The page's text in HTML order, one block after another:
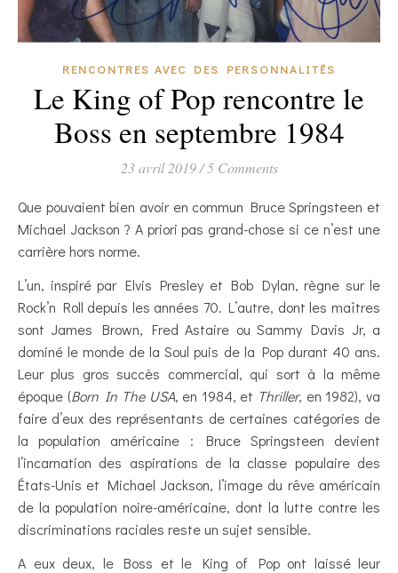
RENCONTRES AVEC DES PERSONNALITÉS
Le King of Pop rencontre le
Boss en septembre 1984
23 avril 2019 / 5 Comments
Que pouvaient bien avoir en commun Bruce Springsteen et
Michael Jackson ? A priori pas grand-chose si ce n’est une
carrière hors norme.
L’un, inspiré par Elvis Presley et Bob Dylan, règne sur le
Rock’n Roll depuis les années 70. L’autre, dont les maîtres
sont James Brown, Fred Astaire ou Sammy Davis Jr, a
dominé le monde de la Soul puis de la Pop durant 40 ans.
Leur plus gros succès commercial, qui sort à la même
époque (Born In The USA, en 1984, et Thriller, en 1982), va
faire d’eux des représentants de certaines catégories de
la population américaine : Bruce Springsteen devient
l’incarnation des aspirations de la classe populaire des
États-Unis et Michael Jackson, l’image du rêve américain
de la population noire-américaine, dont la lutte contre les
discriminations raciales reste un sujet sensible.
A eux deux, le Boss et le King of Pop ont laissé leur